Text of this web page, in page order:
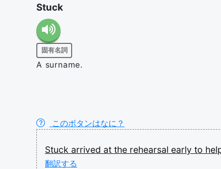
Stuck
固有名詞
A surname.
このボタンはなに？
Stuck arrived at the rehearsal early to
翻訳する